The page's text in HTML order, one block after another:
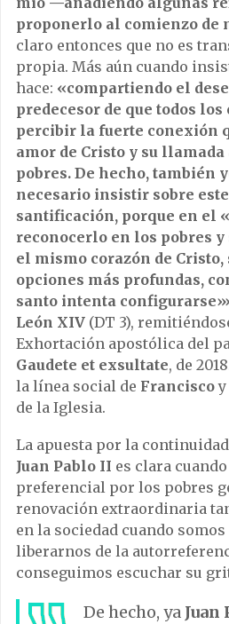
proponerlo al comienzo de
claro entonces que no es
propia. Más aún cuando
hace: «compartiendo el
predecesor de que todos
percibir la fuerte conexión
amor de Cristo y su
pobres. De hecho, también
necesario insistir sobre
santificación, porque en el
reconocerlo en los pobres
el mismo corazón de
opciones más profundas,
santo intenta
León XIV (DT 3),
Exhortación apostólica del
Gaudete et exsultate, de
la línea social de Franciscoy
de la Iglesia.
La apuesta por la
Juan Pablo II es clara
preferencial por los pobres
renovación extraordinaria
en la sociedad cuando somos
liberarnos de la
conseguimos escuchar su
De hecho, ya Juan